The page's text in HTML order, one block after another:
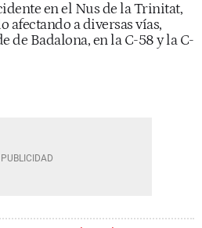
en el Nus de la Trinitat,
afectando a diversas vías,
de Badalona, en la C-58 y la C-